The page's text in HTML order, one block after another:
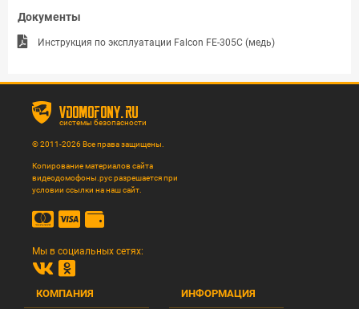
Документы
Инструкция по эксплуатации Falcon FE-305C (медь)
vdomofony.ru
системы безопасности
© 2011-2026 Все права защищены.
Копирование материалов сайта
видеодомофоны.рус разрешается при
условии ссылки на наш сайт.
Мы в социальных сетях:
КОМПАНИЯ ИНФОРМАЦИЯ